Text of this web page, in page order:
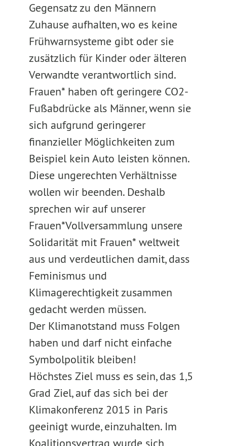
Gegensatz zu den Männern
Zuhause aufhalten, wo es keine
Frühwarnsysteme gibt oder sie
zusätzlich für Kinder oder älteren
Verwandte verantwortlich sind.
Frauen* haben oft geringere CO2-
Fußabdrücke als Männer, wenn sie
sich aufgrund geringerer
finanzieller Möglichkeiten zum
Beispiel kein Auto leisten können.
Diese ungerechten Verhältnisse
wollen wir beenden. Deshalb
sprechen wir auf unserer
Frauen*Vollversammlung unsere
Solidarität mit Frauen* weltweit
aus und verdeutlichen damit, dass
Feminismus und
Klimagerechtigkeit zusammen
gedacht werden müssen.
Der Klimanotstand muss Folgen
haben und darf nicht einfache
Symbolpolitik bleiben!
Höchstes Ziel muss es sein, das 1,5
Grad Ziel, auf das sich bei der
Klimakonferenz 2015 in Paris
geeinigt wurde, einzuhalten. Im
Koalitionsvertrag wurde sich